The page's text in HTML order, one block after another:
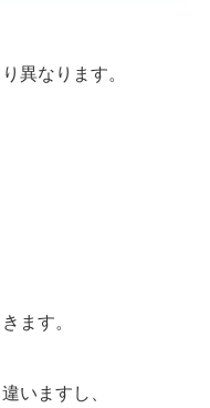
異なります。
ます。
いますし、